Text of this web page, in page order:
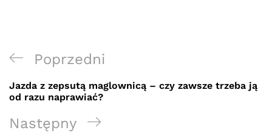
Nawigacja
wpisu
Previous
Post
Poprzedni
Jazda z zepsutą maglownicą – czy zawsze trzeba ją
od razu naprawiać?
Next
Następny